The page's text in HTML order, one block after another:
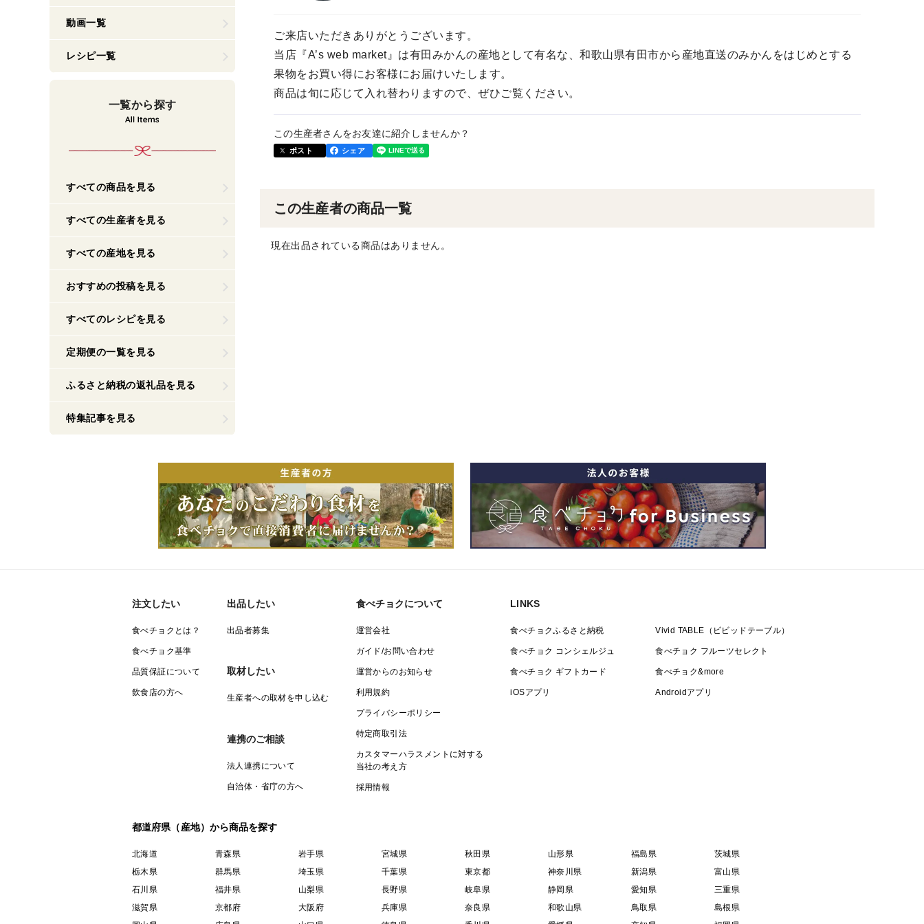
ご来店いただきありがとうございます。
当店『A’s web market』は有田みかんの産地として有名な、和歌山県有田市から産地直送のみかんをはじめとする
果物をお買い得にお客様にお届けいたします。
商品は旬に応じて入れ替わりますので、ぜひご覧ください。
この生産者さんをお友達に紹介しませんか？
ポスト シェア
この生産者の商品一覧
現在出品されている商品はありません。
動画一覧
レシピ一覧
一覧から探す
すべての商品を見る
すべての生産者を見る
すべての産地を見る
おすすめの投稿を見る
すべてのレシピを見る
定期便の一覧を見る
ふるさと納税の返礼品を見る
特集記事を見る
注文したい
食べチョクとは？
食べチョク基準
品質保証について
飲食店の方へ
出品したい
出品者募集
取材したい
生産者への取材を申し込む
連携のご相談
法人連携について
自治体・省庁の方へ
食べチョクについて
運営会社
ガイド/お問い合わせ
運営からのお知らせ
利用規約
プライバシーポリシー
特定商取引法
カスタマーハラスメントに対する
当社の考え方
採用情報
LINKS
食べチョクふるさと納税 Vivid TABLE（ビビッドテーブル）
食べチョク コンシェルジュ 食べチョク フルーツセレクト
食べチョク ギフトカード 食べチョク&more
iOSアプリ Androidアプリ
都道府県（産地）から商品を探す
北海道 青森県 岩手県 宮城県 秋田県 山形県 福島県
茨城県
栃木県
群馬県 埼玉県 千葉県 東京都 神奈川県 新潟県
富山県
石川県
福井県 山梨県 長野県 岐阜県 静岡県 愛知県
三重県
滋賀県
京都府 大阪府 兵庫県 奈良県 和歌山県 鳥取県
島根県